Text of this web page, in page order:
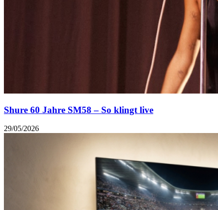
Shure 60 Jahre SM58 – So klingt live
29/05/2026